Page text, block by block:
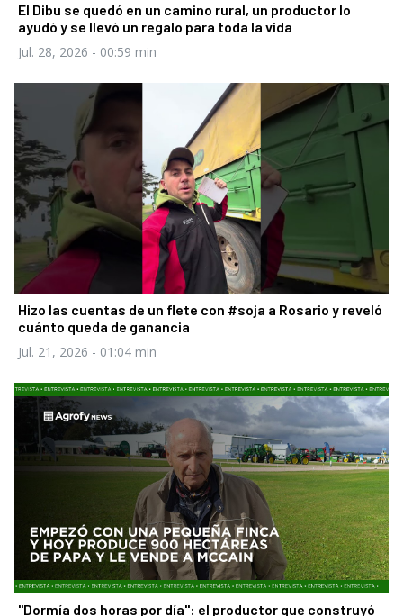
El Dibu se quedó en un camino rural, un productor lo
ayudó y se llevó un regalo para toda la vida
Jul. 28, 2026 - 00:59 min
Hizo las cuentas de un flete con #soja a Rosario y reveló
cuánto queda de ganancia
Jul. 21, 2026 - 01:04 min
"Dormía dos horas por día": el productor que construyó